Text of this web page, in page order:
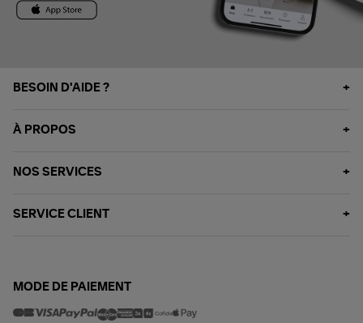
BESOIN D'AIDE ?
À PROPOS
NOS SERVICES
SERVICE CLIENT
MODE DE PAIEMENT